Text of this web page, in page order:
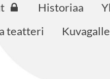
Historiaa
teatteri